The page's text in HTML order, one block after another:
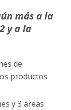
más a la
y a la
de
productos
y 3 áreas